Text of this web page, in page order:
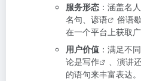
服务形态 ：涵盖名人
名句、 谚语
俗语
在一个平台上获取
用户价值 ：满足不
论是写作
、演讲
的语句来丰富表达。